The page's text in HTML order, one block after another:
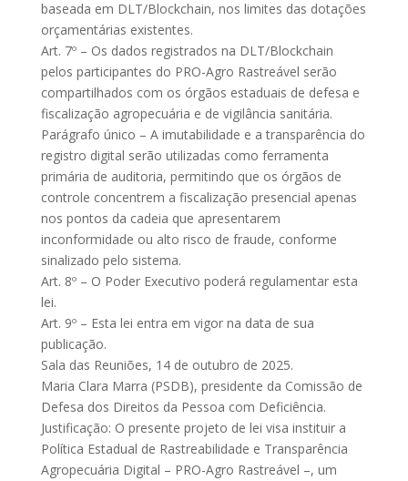
baseada em DLT/Blockchain, nos limites das dotações
orçamentárias existentes.
Art. 7º – Os dados registrados na DLT/Blockchain
pelos participantes do PRO-Agro Rastreável serão
compartilhados com os órgãos estaduais de defesa e
fiscalização agropecuária e de vigilância sanitária.
Parágrafo único – A imutabilidade e a transparência do
registro digital serão utilizadas como ferramenta
primária de auditoria, permitindo que os órgãos de
controle concentrem a fiscalização presencial apenas
nos pontos da cadeia que apresentarem
inconformidade ou alto risco de fraude, conforme
sinalizado pelo sistema.
Art. 8º – O Poder Executivo poderá regulamentar esta
lei.
Art. 9º – Esta lei entra em vigor na data de sua
publicação.
Sala das Reuniões, 14 de outubro de 2025.
Maria Clara Marra (PSDB), presidente da Comissão de
Defesa dos Direitos da Pessoa com Deficiência.
Justificação: O presente projeto de lei visa instituir a
Política Estadual de Rastreabilidade e Transparência
Agropecuária Digital – PRO-Agro Rastreável –, um